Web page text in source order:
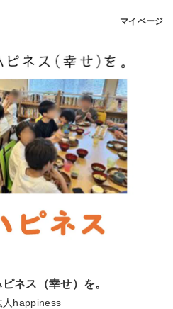
マイページ
ネス（幸せ）を。
人happiness